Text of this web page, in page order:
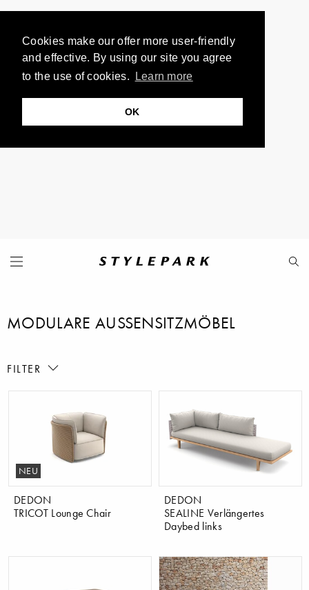
Cookies make our offer more user-friendly
and effective. By using our site you agree
to the use of cookies.
Learn more
OK
MODULARE AUSSENSITZMÖBEL
FILTER
NEU
DEDON
TRICOT Lounge Chair
DEDON
SEALINE Verlängertes
Daybed links